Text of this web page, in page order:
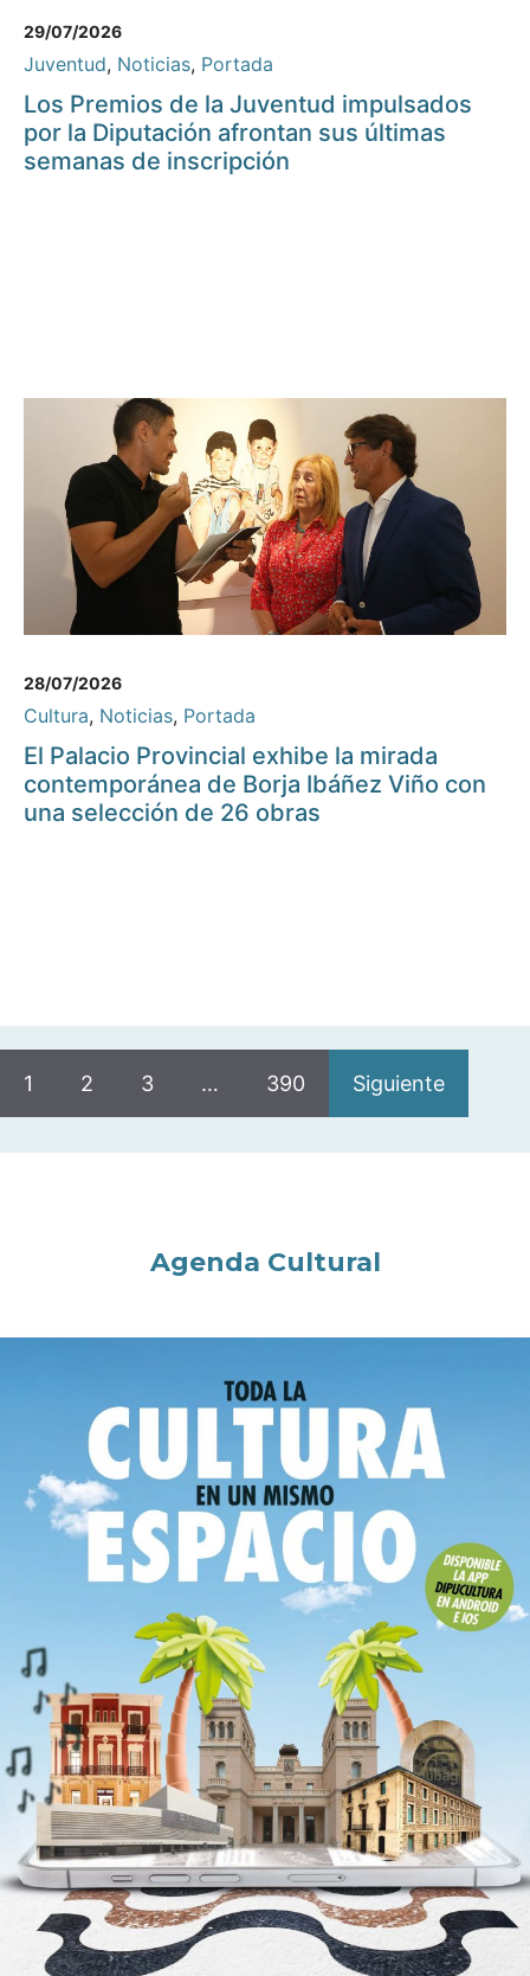
29/07/2026
Juventud, Noticias, Portada
Los Premios de la Juventud impulsados
por la Diputación afrontan sus últimas
semanas de inscripción
28/07/2026
Cultura, Noticias, Portada
El Palacio Provincial exhibe la mirada
contemporánea de Borja Ibáñez Viño con
una selección de 26 obras
1 2 3 … 390 Siguiente
Agenda Cultural